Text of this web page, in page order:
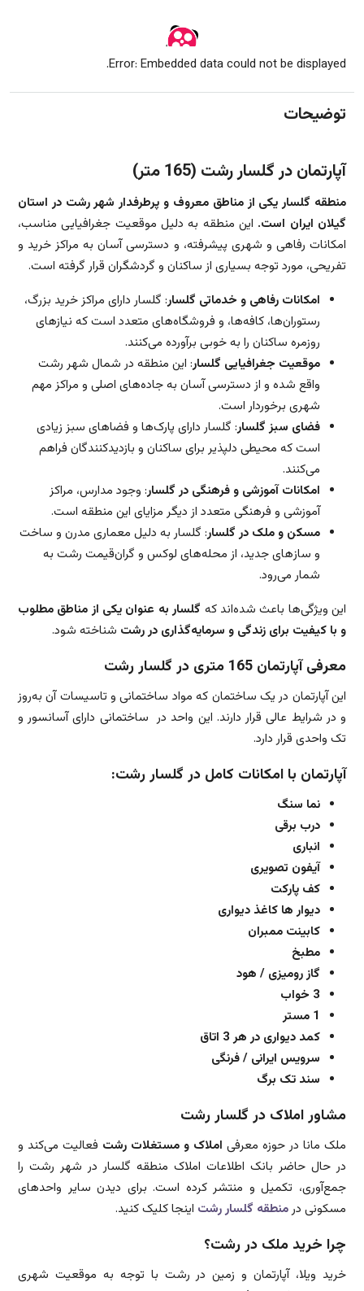
Error: Embedded data could not be displayed.
توضیحات
آپارتمان در گلسار رشت (165 متر)
منطقه گلسار یکی از مناطق معروف و پرطرفدار شهر رشت در استان
گیلان ایران است. این منطقه به دلیل موقعیت جغرافیایی مناسب،
امکانات رفاهی و شهری پیشرفته، و دسترسی آسان به مراکز خرید و
تفریحی، مورد توجه بسیاری از ساکنان و گردشگران قرار گرفته است.
امکانات رفاهی و خدماتی گلسار: گلسار دارای مراکز خرید بزرگ،
رستوران‌ها، کافه‌ها، و فروشگاه‌های متعدد است که نیازهای
روزمره ساکنان را به خوبی برآورده می‌کنند.
موقعیت جغرافیایی گلسار: این منطقه در شمال شهر رشت
واقع شده و از دسترسی آسان به جاده‌های اصلی و مراکز مهم
شهری برخوردار است.
فضای سبز گلسار: گلسار دارای پارک‌ها و فضاهای سبز زیادی
است که محیطی دلپذیر برای ساکنان و بازدیدکنندگان فراهم
می‌کنند.
امکانات آموزشی و فرهنگی در گلسار: وجود مدارس، مراکز
آموزشی و فرهنگی متعدد از دیگر مزایای این منطقه است.
مسکن و ملک در گلسار: گلسار به دلیل معماری مدرن و ساخت
و ساز‌های جدید، از محله‌های لوکس و گران‌قیمت رشت به
شمار می‌رود.
این ویژگی‌ها باعث شده‌اند که گلسار به عنوان یکی از مناطق مطلوب
و با کیفیت برای زندگی و سرمایه‌گذاری در رشت شناخته شود.
معرفی آپارتمان 165 متری در گلسار رشت
این آپارتمان در یک ساختمان که مواد ساختمانی و تاسیسات آن به‌روز
و در شرایط عالی قرار دارند. این واحد در ساختمانی دارای آسانسور و
تک واحدی قرار دارد.
آپارتمان با امکانات کامل در گلسار رشت:
نما سنگ
درب برقی
انباری
آیفون تصویری
کف پارکت
دیوار ها کاغذ دیواری
کابینت ممبران
مطبخ
گاز رومیزی / هود
3 خواب
1 مستر
کمد دیواری در هر 3 اتاق
سرویس ایرانی / فرنگی
سند تک برگ
مشاور املاک در گلسار رشت
ملک مانا در حوزه معرفی املاک و مستغلات رشت فعالیت می‌کند و
در حال حاضر بانک اطلاعات املاک منطقه گلسار در شهر رشت را
جمع‌آوری، تکمیل و منتشر کرده است. برای دیدن سایر واحدهای
مسکونی درمنطقه گلسار رشت اینجا کلیک کنید.
چرا خرید ملک در رشت؟
خرید ویلا، آپارتمان و زمین در رشت با توجه به موقعیت شهری